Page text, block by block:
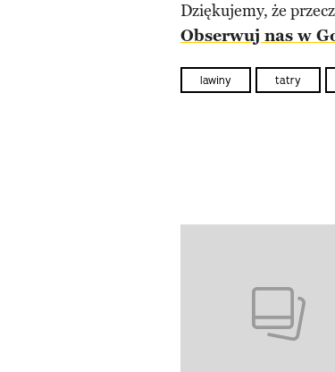
Dziękujemy, że
Obserwuj nas w
lawiny tatry
previous element